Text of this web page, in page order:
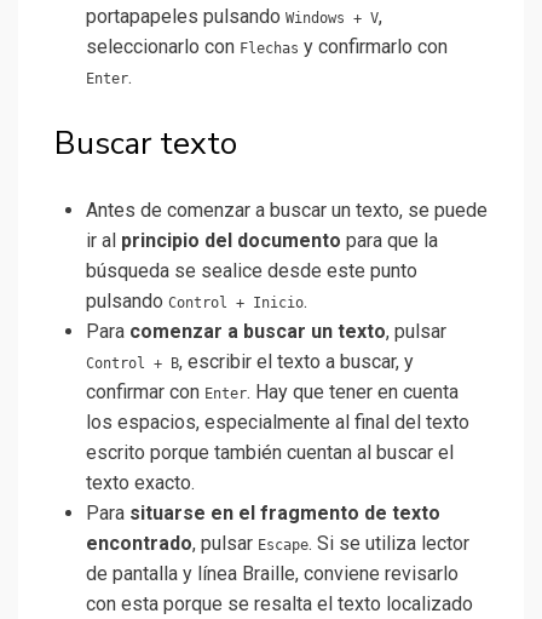
portapapeles pulsando Windows + V,
seleccionarlo con Flechas y confirmarlo con
Enter.
Buscar texto
Antes de comenzar a buscar un texto, se puede
ir al principio del documento para que la
búsqueda se sealice desde este punto
pulsando Control + Inicio.
Para comenzar a buscar un texto, pulsar
Control + B, escribir el texto a buscar, y
confirmar con Enter. Hay que tener en cuenta
los espacios, especialmente al final del texto
escrito porque también cuentan al buscar el
texto exacto.
Para situarse en el fragmento de texto
encontrado, pulsar Escape. Si se utiliza lector
de pantalla y línea Braille, conviene revisarlo
con esta porque se resalta el texto localizado